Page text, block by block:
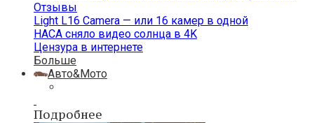
Отзывы
Light L16 Camera — или 16 камер в одной
НАСА сняло видео солнца в 4K
Цензура в интернете
Больше
Авто&Мото
Подробнее